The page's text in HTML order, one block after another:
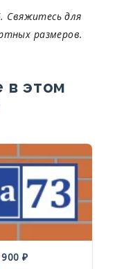
Свяжитесь для
размеров.
в этом
₽